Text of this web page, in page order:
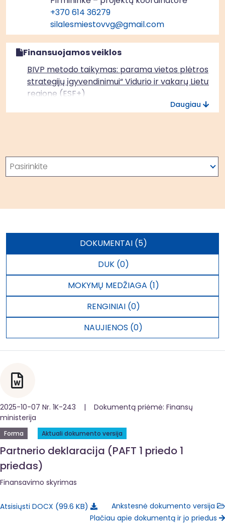
+370 614 36279
silalesmiestovvg@gmail.com
Finansuojamos veiklos
BIVP metodo taikymas: parama vietos plėtros
strategijų įgyvendinimui“ Vidurio ir vakarų Lietuvos
regione (ESF+)
Daugiau
Paieška
Pasirinkite
DOKUMENTAI (5)
DUK (0)
MOKYMŲ MEDŽIAGA (1)
RENGINIAI (0)
NAUJIENOS (0)
2025-10-07 Nr. 1K-243 | Dokumentą priėmė: Finansų
ministerija
Forma Aktuali dokumento versija
Partnerio deklaracija (PAFT 1 priedo 1
priedas)
Finansavimo skyrimas
Atsisiųsti DOCX 99.6 KB
Ankstesnė dokumento versija
Plačiau apie dokumentą ir jo priedus